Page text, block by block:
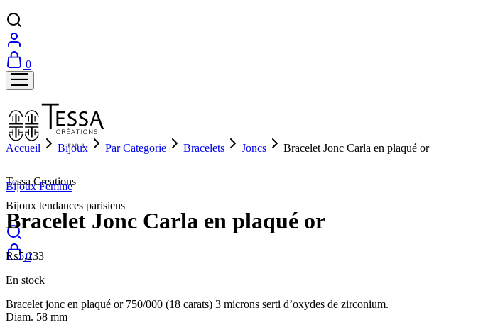
0
Tessa Creations
Bijoux tendances parisiens
0
Accueil Bijoux Par Categorie Bracelets Joncs Bracelet Jonc Carla en plaqué or
Bijoux Femme
Bracelet Jonc Carla en plaqué or
₨5,233
En stock
Bracelet jonc en plaqué or 750/000 (18 carats) 3 microns serti d’oxydes de zirconium.
Diam. 58 mm